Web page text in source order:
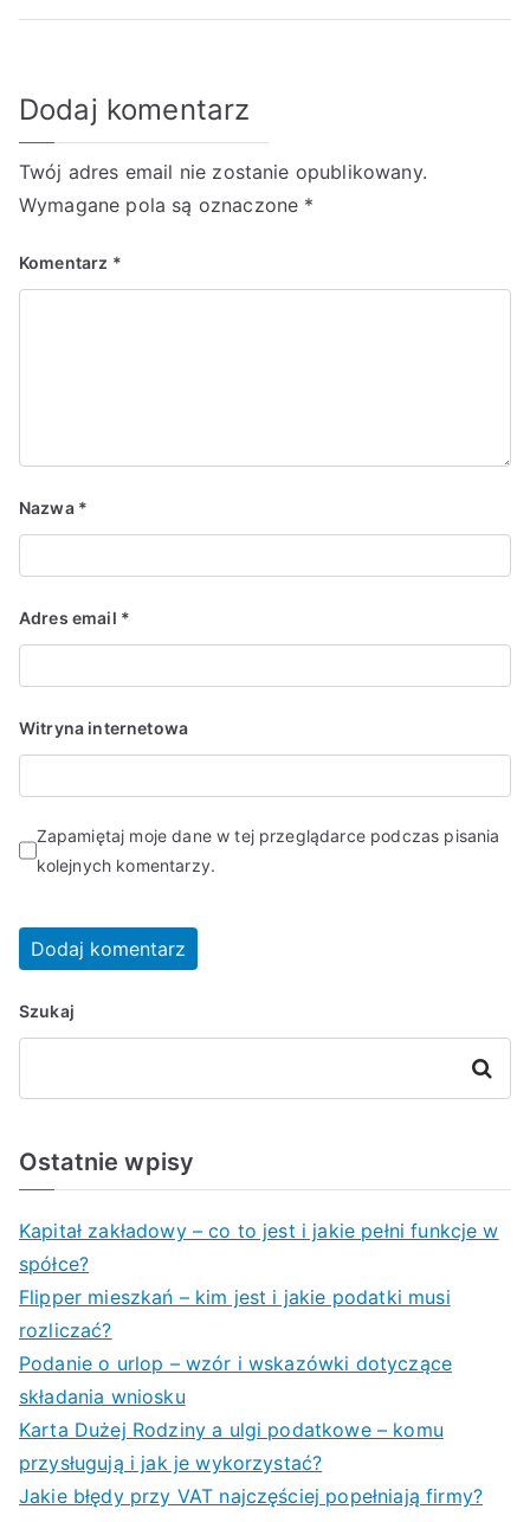
Dodaj komentarz
Twój adres email nie zostanie opublikowany.
Wymagane pola są oznaczone *
Komentarz *
Nazwa *
Adres email *
Witryna internetowa
Zapamiętaj moje dane w tej przeglądarce podczas pisania
kolejnych komentarzy.
Szukaj
Szukaj
Ostatnie wpisy
Kapitał zakładowy – co to jest i jakie pełni funkcje w
spółce?
Flipper mieszkań – kim jest i jakie podatki musi
rozliczać?
Podanie o urlop – wzór i wskazówki dotyczące
składania wniosku
Karta Dużej Rodziny a ulgi podatkowe – komu
przysługują i jak je wykorzystać?
Jakie błędy przy VAT najczęściej popełniają firmy?